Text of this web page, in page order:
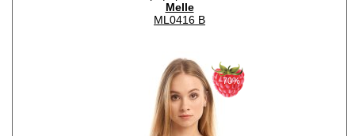
силиконовыми бретелями.
Лайкра 15%
Melle
ML0416 B
−70%